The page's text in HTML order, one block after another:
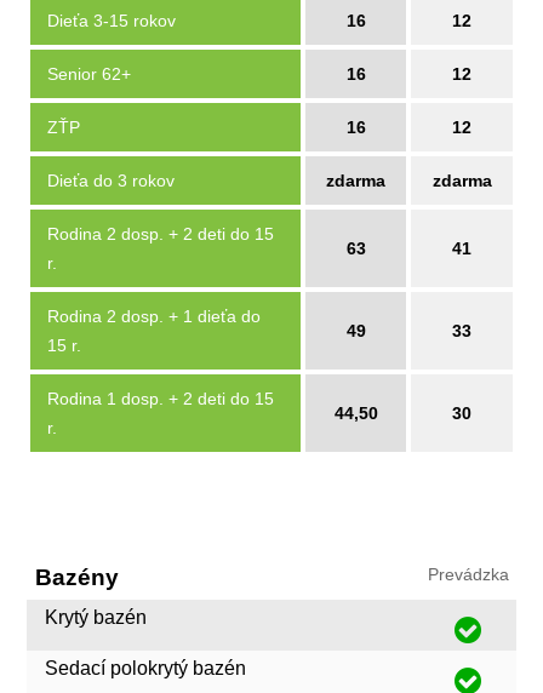
Dieťa 3-15 rokov 16 12
Senior 62+ 16 12
ZŤP 16 12
Dieťa do 3 rokov zdarma zdarma
Rodina 2 dosp. + 2 deti do 15
r.
63 41
Rodina 2 dosp. + 1 dieťa do
15 r.
49 33
Rodina 1 dosp. + 2 deti do 15
r.
44,50 30
Bazény Prevádzka
Krytý bazén
Sedací polokrytý bazén